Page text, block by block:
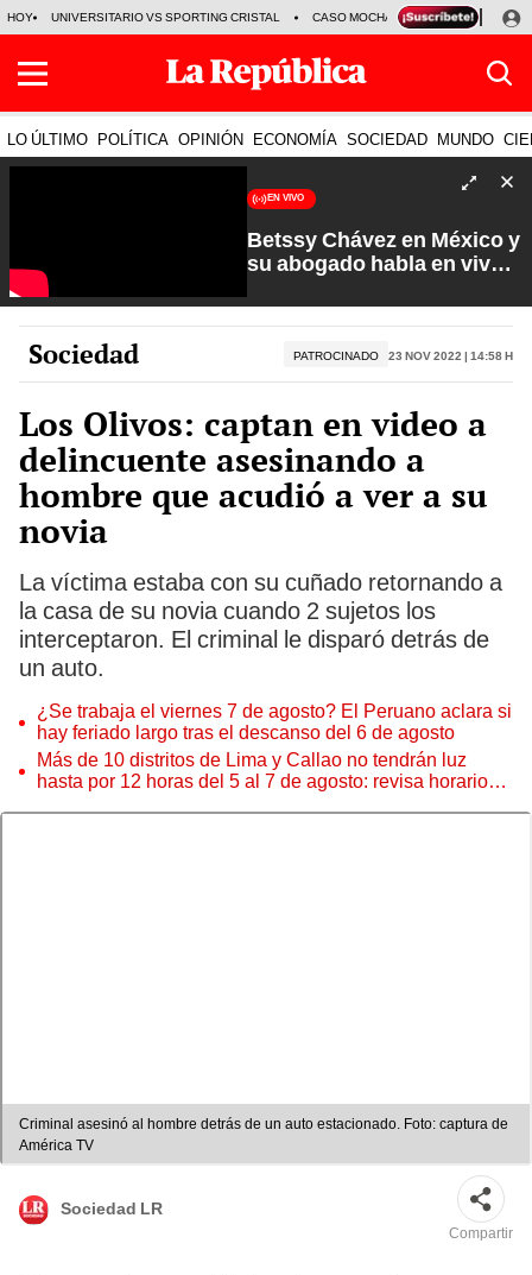
HOY UNIVERSITARIO VS SPORTING CRISTAL CASO MOCHASUELDOS
LO ÚLTIMO POLÍTICA OPINIÓN ECONOMÍA SOCIEDAD MUNDO
EN VIVO
Betssy Chávez en México y
su abogado habla en vivo |
Carlos Cornejo
Sociedad PATROCINADO 23 Nov 2022 | 14:58 h
Los Olivos: captan en video a
delincuente asesinando a
hombre que acudió a ver a su
novia
La víctima estaba con su cuñado retornando a
la casa de su novia cuando 2 sujetos los
interceptaron. El criminal le disparó detrás de
un auto.
¿Se trabaja el viernes 7 de agosto? El Peruano aclara si
hay feriado largo tras el descanso del 6 de agosto
Más de 10 distritos de Lima y Callao no tendrán luz
hasta por 12 horas del 5 al 7 de agosto: revisa horarios y
Criminal asesinó al hombre detrás de un auto estacionado. Foto: captura de
América TV
Sociedad LR
Compartir